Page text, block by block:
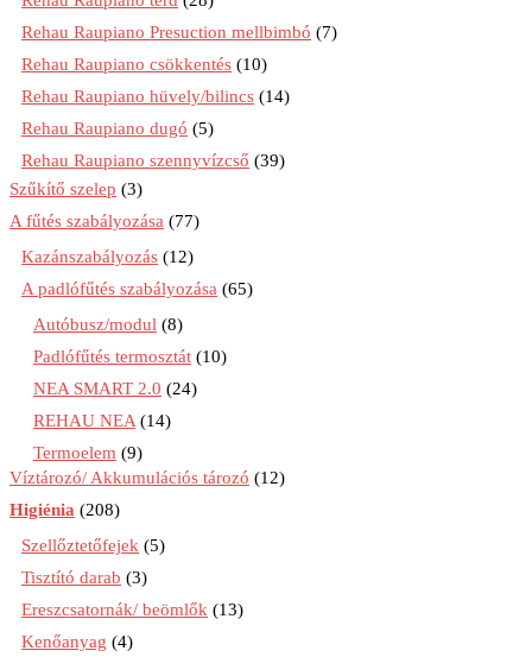
Rehau Raupiano Presuction mellbimbó (7)
Rehau Raupiano csökkentés (10)
Rehau Raupiano hüvely/bilincs (14)
Rehau Raupiano dugó (5)
Rehau Raupiano szennyvízcső (39)
Szűkítő szelep (3)
A fűtés szabályozása (77)
Kazánszabályozás (12)
A padlófűtés szabályozása (65)
Autóbusz/modul (8)
Padlófűtés termosztát (10)
NEA SMART 2.0 (24)
REHAU NEA (14)
Termoelem (9)
Víztározó/ Akkumulációs tározó (12)
Higiénia (208)
Szellőztetőfejek (5)
Tisztító darab (3)
Ereszcsatornák/ beömlők (13)
Kenőanyag (4)